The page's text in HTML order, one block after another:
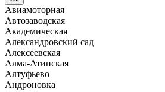
Авиамоторная
Автозаводская
Академическая
Александровский сад
Алексеевская
Алма-Атинская
Алтуфьево
Андроновка